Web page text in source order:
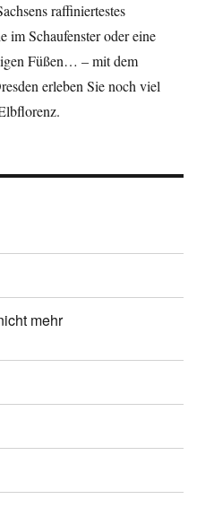
raffiniertestes
im Schaufenster oder eine
Füßen… – mit dem
erleben Sie noch viel
mehr